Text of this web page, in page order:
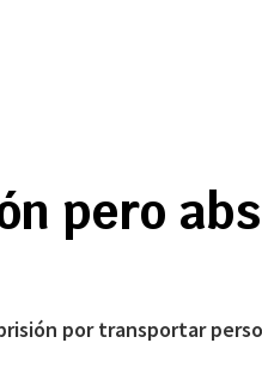
pero
por transportar